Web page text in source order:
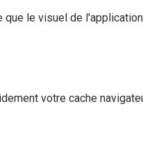
que le visuel de
votre cache